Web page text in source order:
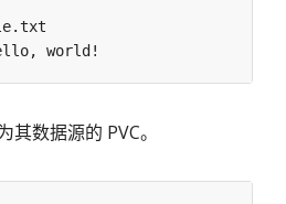
world!
其数据源的 PVC。